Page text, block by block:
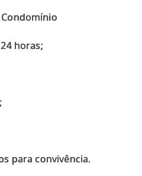
horas;
para convivência.